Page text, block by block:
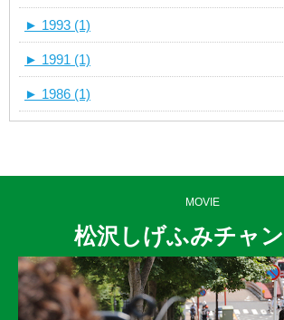
► 1993 (1)
► 1991 (1)
► 1986 (1)
MOVIE
松沢しげふみチャ